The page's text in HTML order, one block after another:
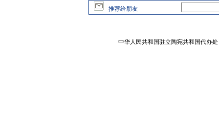
推荐给朋友
中华人民共和国驻立陶宛共和国代办处